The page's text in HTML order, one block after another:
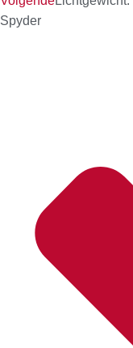
Spyder